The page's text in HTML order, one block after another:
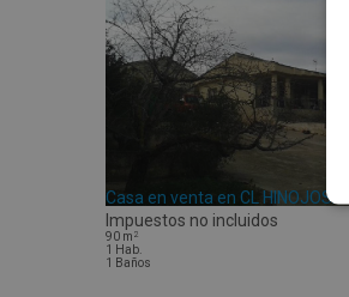
Casa en venta en CL HINOJOSA 9
Impuestos no incluidos
90 m 2
1
Hab.
1
Baños